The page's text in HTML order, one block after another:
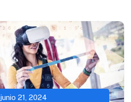
junio 21, 2024